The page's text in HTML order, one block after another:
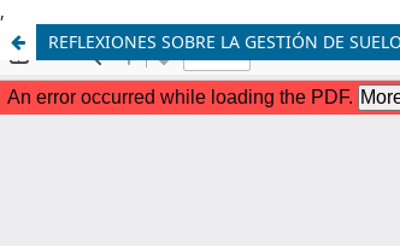
,
REFLEXIONES SOBRE LA GESTIÓN DE